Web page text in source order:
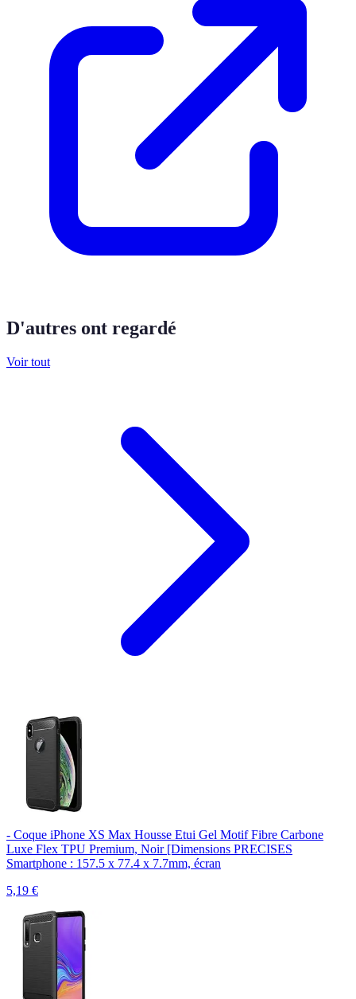
D'autres ont regardé
Voir tout
- Coque iPhone XS Max Housse Etui Gel Motif Fibre Carbone
Luxe Flex TPU Premium, Noir [Dimensions PRECISES
Smartphone : 157.5 x 77.4 x 7.7mm, écran
5,19 €